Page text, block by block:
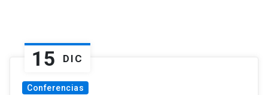
15 DIC
Conferencias